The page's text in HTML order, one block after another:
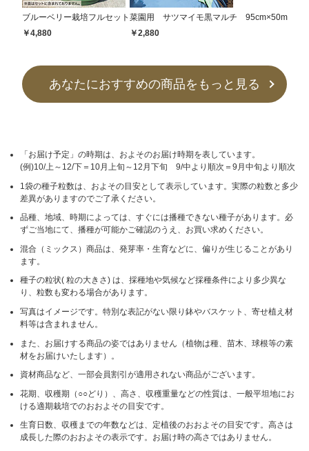
ブルーベリー栽培フルセット
￥4,880
菜園用 サツマイモ黒マルチ 95cm×50m
￥2,880
あなたにおすすめの商品をもっと見る
「お届け予定」の時期は、およそのお届け時期を表しています。
(例)10/上～12/下＝10月上旬～12月下旬 9/中より順次＝9月中旬より順次
1袋の種子粒数は、およその目安として表示しています。実際の粒数と多少
差異がありますのでご了承ください。
品種、地域、時期によっては、すぐには播種できない種子があります。必
ずご当地にて、播種が可能かご確認のうえ、お買い求めください。
混合（ミックス）商品は、発芽率・生育などに、偏りが生じることがあり
ます。
種子の粒状( 粒の大きさ) は、採種地や気候など採種条件により多少異な
り、粒数も変わる場合があります。
写真はイメージです。特別な表記がない限り鉢やバスケット、寄せ植え材
料等は含まれません。
また、お届けする商品の姿ではありません（植物は種、苗木、球根等の素
材をお届けいたします）。
資材商品など、一部会員割引が適用されない商品がございます。
花期、収穫期（○○どり）、高さ、収穫重量などの性質は、一般平坦地にお
ける適期栽培でのおおよその目安です。
生育日数、収穫までの年数などは、定植後のおおよその目安です。高さは
成長した際のおおよその表示です。お届け時の高さではありません。